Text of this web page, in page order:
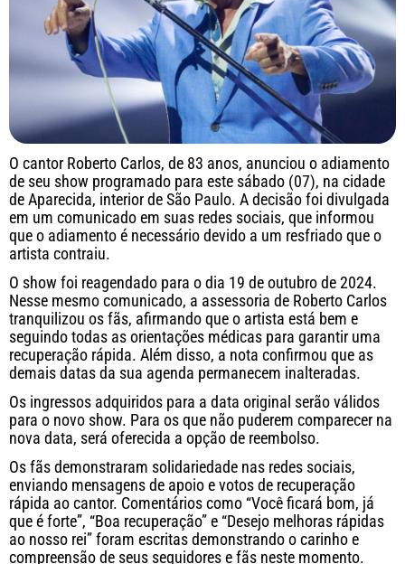
O cantor Roberto Carlos, de 83 anos, anunciou o adiamento
de seu show programado para este sábado (07), na cidade
de Aparecida, interior de São Paulo. A decisão foi divulgada
em um comunicado em suas redes sociais, que informou
que o adiamento é necessário devido a um resfriado que o
artista contraiu.
O show foi reagendado para o dia 19 de outubro de 2024.
Nesse mesmo comunicado, a assessoria de Roberto Carlos
tranquilizou os fãs, afirmando que o artista está bem e
seguindo todas as orientações médicas para garantir uma
recuperação rápida. Além disso, a nota confirmou que as
demais datas da sua agenda permanecem inalteradas.
Os ingressos adquiridos para a data original serão válidos
para o novo show. Para os que não puderem comparecer na
nova data, será oferecida a opção de reembolso.
Os fãs demonstraram solidariedade nas redes sociais,
enviando mensagens de apoio e votos de recuperação
rápida ao cantor. Comentários como “Você ficará bom, já
que é forte”, “Boa recuperação” e “Desejo melhoras rápidas
ao nosso rei” foram escritas demonstrando o carinho e
compreensão de seus seguidores e fãs neste momento.